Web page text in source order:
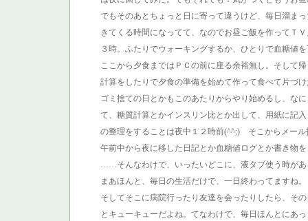
でもそのあとちょっと日に寄って違うけど、毎日溜ま
きてくる時間になってて、なのでお昼ご飯を作ってＴ
３時。ふたりでウォーキングするか、ひとりで血糖値
ここから夕食まではＰＣの前に座る余裕無し。そして
計算をしたりで夕食の準備を始めて作って食べて片づ
ゴミ捨ての日とかもこのあたりからやり始めるし、な
て、糖質計算とかインスリン比とか出して、用紙に記
の整理をすることは夜中１２時前(^^;) そこからメー
午前中から夜に移した日記とか血糖値ログとか書き物
……そんなわけで、いったいどこに、液タブ使う時が
まあほんと、毎日の生活だけで、一日終わってますね。
そしてそこに病院行ったり友達を会ったりしたら、そ
とキューキューだよね。てなわけで、毎日ほんとにあ